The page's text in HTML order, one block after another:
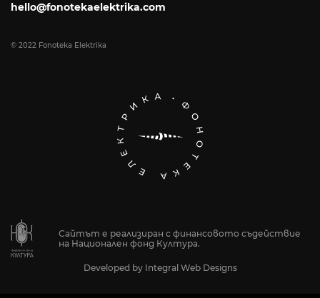
hello@fonotekaelektrika.com
© 2022 Fonoteka Elektrika
Сайтът е реализиран с финансовото съдействие
на Национален фонд Култура.
Developed by Integral Web Designs